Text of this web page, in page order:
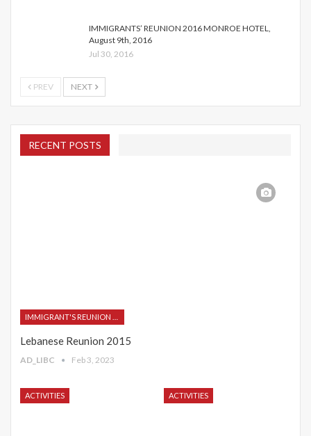
IMMIGRANTS’ REUNION 2016 MONROE HOTEL,
August 9th, 2016
Jul 30, 2016
PREV NEXT
RECENT POSTS
Lebanese Reunion 2015
AD_LIBC Feb 3, 2023
ACTIVITIES ACTIVITIES